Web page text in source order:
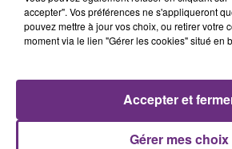
Juste Un Peu
accepter". Vos préférences ne s'appliqueront
pouvez mettre à jour vos choix, ou retirer votre
moment via le lien "Gérer les cookies" situé en
Gérer mes choix
Accepter et